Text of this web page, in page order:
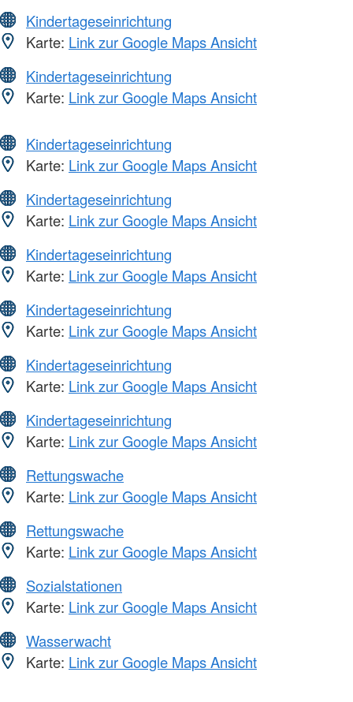
Kindertageseinrichtung
Karte: Link zur Google Maps Ansicht
Kindertageseinrichtung
Karte: Link zur Google Maps Ansicht
Kindertageseinrichtung
Karte: Link zur Google Maps Ansicht
Kindertageseinrichtung
Karte: Link zur Google Maps Ansicht
Kindertageseinrichtung
Karte: Link zur Google Maps Ansicht
Kindertageseinrichtung
Karte: Link zur Google Maps Ansicht
Kindertageseinrichtung
Karte: Link zur Google Maps Ansicht
Kindertageseinrichtung
Karte: Link zur Google Maps Ansicht
Rettungswache
Karte: Link zur Google Maps Ansicht
Rettungswache
Karte: Link zur Google Maps Ansicht
Sozialstationen
Karte: Link zur Google Maps Ansicht
Wasserwacht
Karte: Link zur Google Maps Ansicht